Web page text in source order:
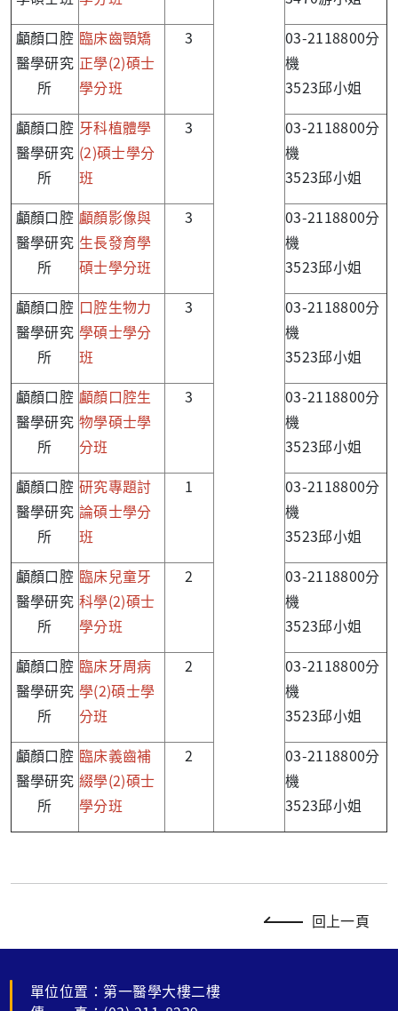
顱顏口腔
醫學研究
所
臨床齒顎矯
正學(2)碩士
學分班
3
03-2118800分
機
3523邱小姐
顱顏口腔
醫學研究
所
牙科植體學
(2)碩士學分
班
3
03-2118800分
機
3523邱小姐
顱顏口腔
醫學研究
所
顱顏影像與
生長發育學
碩士學分班
3
03-2118800分
機
3523邱小姐
顱顏口腔
醫學研究
所
口腔生物力
學碩士學分
班
3
03-2118800分
機
3523邱小姐
顱顏口腔
醫學研究
所
顱顏口腔生
物學碩士學
分班
3
03-2118800分
機
3523邱小姐
顱顏口腔
醫學研究
所
研究專題討
論碩士學分
班
1
03-2118800分
機
3523邱小姐
顱顏口腔
醫學研究
所
臨床兒童牙
科學(2)碩士
學分班
2
03-2118800分
機
3523邱小姐
顱顏口腔
醫學研究
所
臨床牙周病
學(2)碩士學
分班
2
03-2118800分
機
3523邱小姐
顱顏口腔
醫學研究
所
臨床義齒補
綴學(2)碩士
學分班
2
03-2118800分
機
3523邱小姐
回上一頁
單位位置：第一醫學大樓二樓